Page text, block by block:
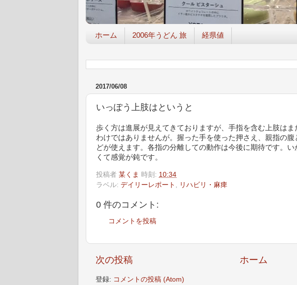
ホーム 2006年うどん 旅 経県値
2017/06/08
いっぽう上肢はというと
歩く方は進展が見えてきておりますが、手指を含む上肢は
わけではありませんが。握った手を使った押さえ、親指の
どが使えます。各指の分離しての動作は今後に期待です。
くて感覚が鈍です。
投稿者 某くま 時刻: 10:34
ラベル: デイリーレポート リハビリ・麻痺
0 件のコメント:
コメントを投稿
次の投稿 ホーム
登録: コメントの投稿 (Atom)